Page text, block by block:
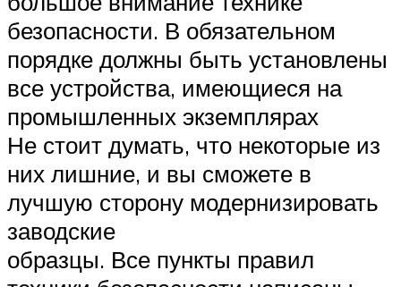
безопасности. В обязательном
порядке должны быть установлены
все устройства, имеющиеся на
промышленных экземплярах
Не стоит думать, что некоторые из
них лишние, и вы сможете в
лучшую сторону модернизировать
заводские
образцы. Все пункты правил